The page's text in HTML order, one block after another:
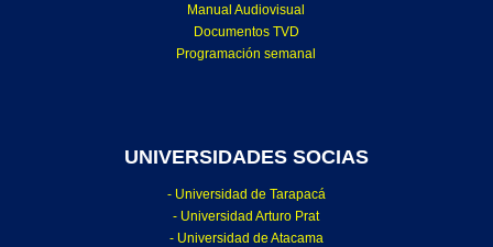
Manual Audiovisual
Documentos TVD
Programación semanal
UNIVERSIDADES SOCIAS
- Universidad de Tarapacá
- Universidad Arturo Prat
- Universidad de Atacama